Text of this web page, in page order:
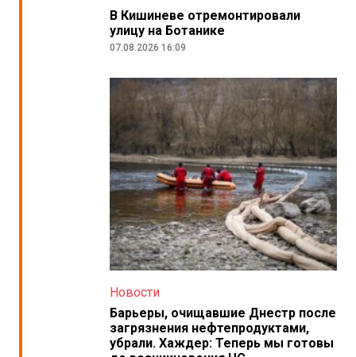
В Кишиневе отремонтировали
улицу на Ботанике
07.08.2026 16:09
Новости
Барьеры, очищавшие Днестр после
загрязнения нефтепродуктами,
убрали. Хаждер: Теперь мы готовы